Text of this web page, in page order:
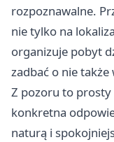
rozpoznawalne.
nie tylko na
organizuje pobyt
zadbać o nie
Z pozoru to prosty
konkretna
naturą i